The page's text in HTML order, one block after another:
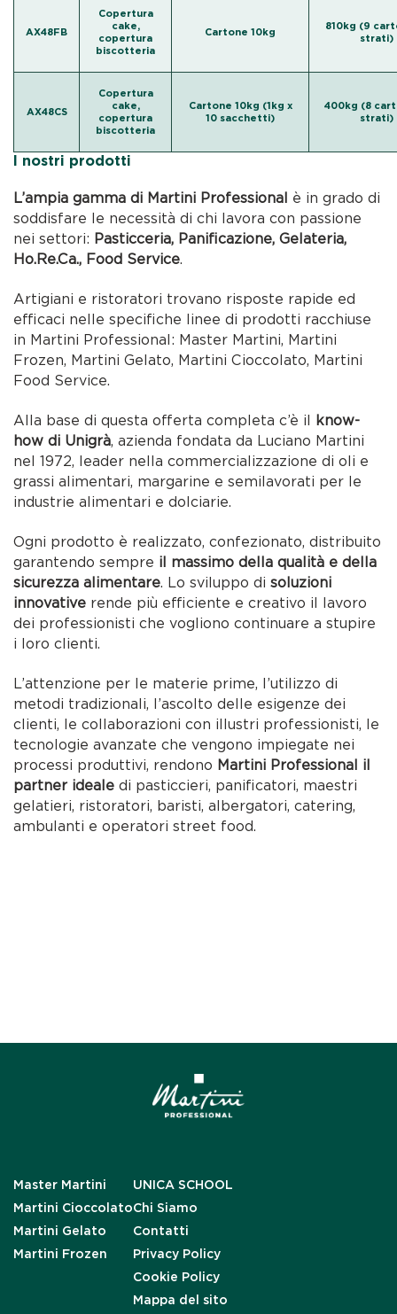
AX48FB
Copertura
cake,
copertura
biscotteria
AX48CS
Copertura
cake,
copertura
biscotteria
Cartone 10kg
810kg (9
strati)
Cartone 10kg (1kg x
10 sacchetti)
400kg (8
strati)
I nostri prodotti
L’ampia gamma di Martini Professional è in grado di
soddisfare le necessità di chi lavora con passione
nei settori: Pasticceria, Panificazione, Gelateria,
Ho.Re.Ca., Food Service.
Artigiani e ristoratori trovano risposte rapide ed
efficaci nelle specifiche linee di prodotti racchiuse
in Martini Professional: Master Martini, Martini
Frozen, Martini Gelato, Martini Cioccolato, Martini
Food Service.
Alla base di questa offerta completa c’è il know-
how di Unigrà, azienda fondata da Luciano Martini
nel 1972, leader nella commercializzazione di oli e
grassi alimentari, margarine e semilavorati per le
industrie alimentari e dolciarie.
Ogni prodotto è realizzato, confezionato, distribuito
garantendo sempre il massimo della qualità e della
sicurezza alimentare. Lo sviluppo disoluzioni
innovative rende più efficiente e creativo il lavoro
dei professionisti che vogliono continuare a stupire
i loro clienti.
L’attenzione per le materie prime, l’utilizzo di
metodi tradizionali, l’ascolto delle esigenze dei
clienti, le collaborazioni con illustri professionisti, le
tecnologie avanzate che vengono impiegate nei
processi produttivi, rendono Martini Professional il
partner ideale di pasticcieri, panificatori, maestri
gelatieri, ristoratori, baristi, albergatori, catering,
ambulanti e operatori street food.
Master Martini
Martini Cioccolato
Martini Gelato
Martini Frozen
UNICA SCHOOL
Chi Siamo
Contatti
Privacy Policy
Cookie Policy
Mappa del sito